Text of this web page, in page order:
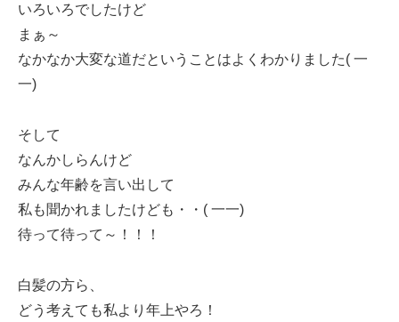
いろいろでしたけど
まぁ～
なかなか大変な道だということはよくわかりました( 一
一)
そして
なんかしらんけど
みんな年齢を言い出して
私も聞かれましたけども・・( 一一)
待って待って～！！！
白髪の方ら、
どう考えても私より年上やろ！